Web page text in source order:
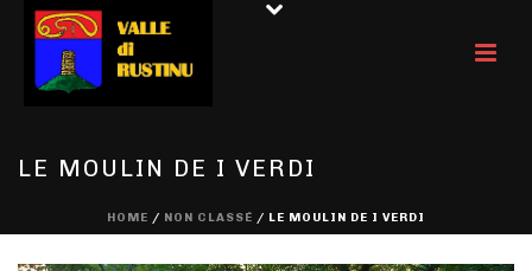
LE MOULIN DE I VERDI
HOME / NON CLASSÉ / LE MOULIN DE I VERDI